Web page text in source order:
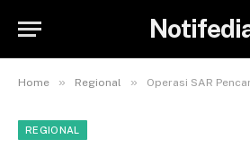
Home » Regional » Operasi SAR Pencarian Lansia
REGIONAL